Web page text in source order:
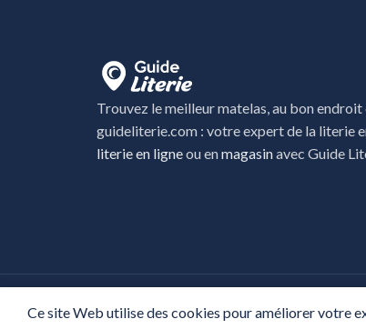
Trouvez le meilleur matelas, au bon
guideliterie.com : votre expert de la literie
literie en ligneou enmagasinavec Guide
Ce site Web utilise des cookies pour améliorer votre